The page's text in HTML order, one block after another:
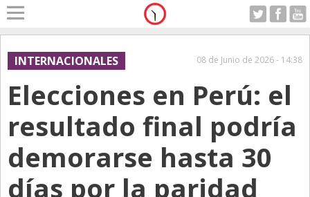
Home
A Motor
Alerta
Anticipo
Campo
Carrera & Emprendedores
Club House
Sabado 08.08.2026
INTERNACIONALES 08 de Junio de 2026 - 14:38
Elecciones en Perú: el
resultado final podría
demorarse hasta 30
días por la paridad